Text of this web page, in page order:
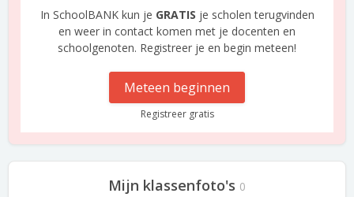
In SchoolBANK kun je GRATIS je scholen terugvinden
en weer in contact komen met je docenten en
schoolgenoten. Registreer je en begin meteen!
Meteen beginnen
Registreer gratis
Mijn klassenfoto's 0